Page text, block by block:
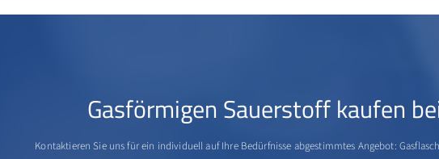
Gasförmigen Sauerstoff kaufen
Kontaktieren Sie uns für ein individuell auf Ihre Bedürfnisse abgestimmtes Angebot: